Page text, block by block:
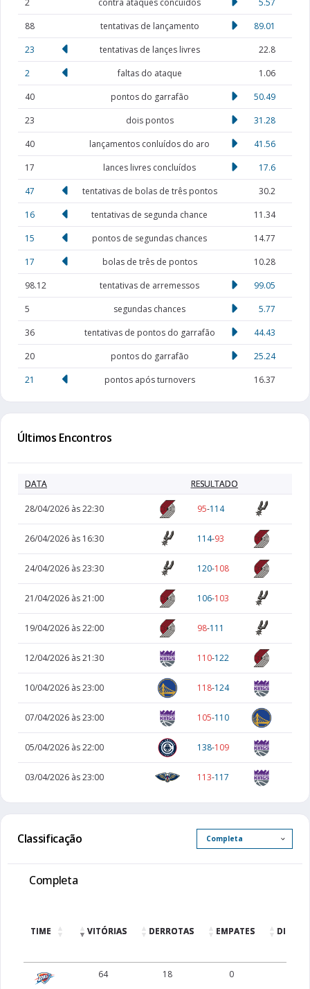
2
contra ataques concuídos
5.57
88
tentativas de lançamento
89.01
23
tentativas de lançes livres
22.8
2
faltas do ataque
1.06
40
pontos do garrafão
50.49
23
dois pontos
31.28
40
lançamentos conluídos do aro
41.56
17
lances livres concluídos
17.6
47
tentativas de bolas de três pontos
30.2
16
tentativas de segunda chance
11.34
15
pontos de segundas chances
14.77
17
bolas de três de pontos
10.28
98.12
tentativas de arremessos
99.05
5
segundas chances
5.77
36
tentativas de pontos do garrafão
44.43
20
pontos do garrafão
25.24
21
pontos após turnovers 16.37
Últimos Encontros
DATA RESULTADO
28/04/2026 às 22:30 95-114
26/04/2026 às 16:30 114-93
24/04/2026 às 23:30 120-108
21/04/2026 às 21:00 106-103
19/04/2026 às 22:00 98-111
12/04/2026 às 21:30 110-122
10/04/2026 às 23:00 118-124
07/04/2026 às 23:00 105-110
05/04/2026 às 22:00 138-109
03/04/2026 às 23:00 113-117
Classificação
Completa
TIME VITÓRIAS DERROTAS EMPATES
64 18 0